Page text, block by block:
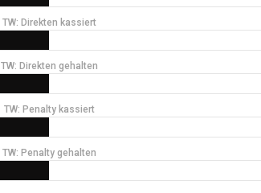
TW: Direkten kassiert
TW: Direkten gehalten
TW: Penalty kassiert
TW: Penalty gehalten